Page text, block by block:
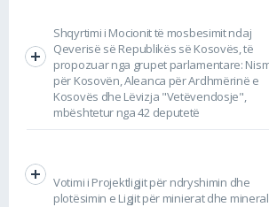
Shqyrtimi i Mocionit të mosbesimit ndaj
Qeverisë së Republikës së Kosovës, të
propozuar nga grupet parlamentare:
për Kosovën, Aleanca për Ardhmërinë e
Kosovës dhe Lëvizja "Vetëvendosje",
mbështetur nga 42 deputetë
Votimi i Projektligjit për ndryshimin dhe
plotësimin e Ligjit për minierat dhe